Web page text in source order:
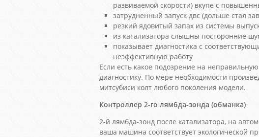
развиваемой скорости) вкупе с
затрудненный запуск двс (дольше стал
резкий ядовитый запах из системы
из катализатора слышны посторонние
показывает диагностика с
неэффективную работу
Если есть какое подозрение на
диагностику. По мере необходимости
митсубиси колт любого поколения модели.
Контроллер 2-го лямбда-зонда (обманка)
2-й лямбда-зонд после катализатора, на
ваша машина соответствует экологической